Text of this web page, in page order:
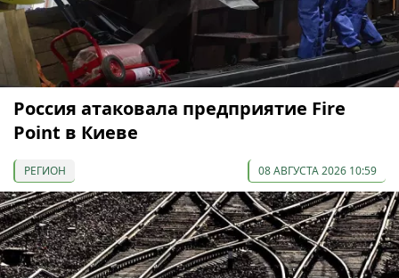
Россия атаковала предприятие Fire
Point в Киеве
РЕГИОН 08 АВГУСТА 2026 10:59